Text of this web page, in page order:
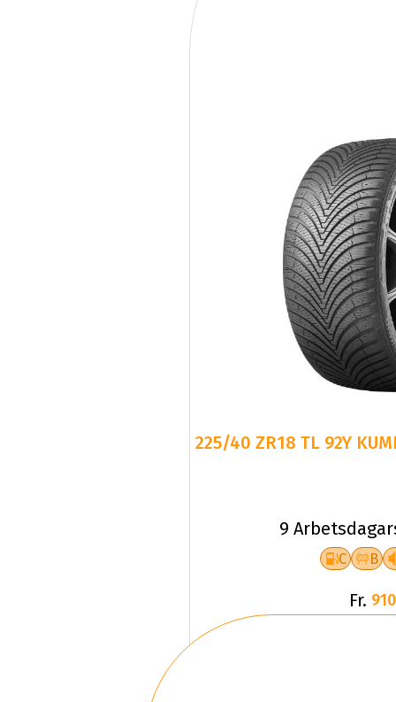
225/40 ZR18 TL 92Y
9
C B
Fr.